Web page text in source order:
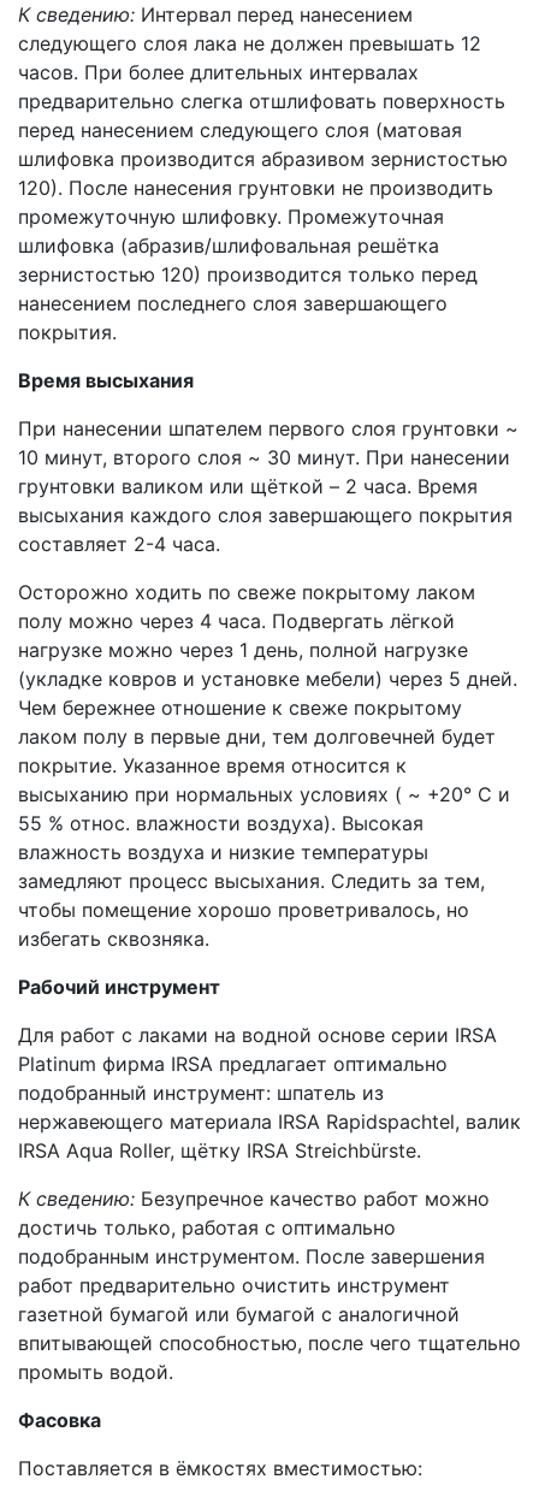
К сведению: Интервал перед нанесением
следующего слоя лака не должен превышать 12
часов. При более длительных интервалах
предварительно слегка отшлифовать поверхность
перед нанесением следующего слоя (матовая
шлифовка производится абразивом зернистостью
120). После нанесения грунтовки не производить
промежуточную шлифовку. Промежуточная
шлифовка (абразив/шлифовальная решётка
зернистостью 120) производится только перед
нанесением последнего слоя завершающего
покрытия.
Время высыхания
При нанесении шпателем первого слоя грунтовки ~
10 минут, второго слоя ~ 30 минут. При нанесении
грунтовки валиком или щёткой – 2 часа. Время
высыхания каждого слоя завершающего покрытия
составляет 2-4 часа.
Осторожно ходить по свеже покрытому лаком
полу можно через 4 часа. Подвергать лёгкой
нагрузке можно через 1 день, полной нагрузке
(укладке ковров и установке мебели) через 5 дней.
Чем бережнее отношение к свеже покрытому
лаком полу в первые дни, тем долговечней будет
покрытие. Указанное время относится к
высыханию при нормальных условиях ( ~ +20° С и
55 % относ. влажности воздуха). Высокая
влажность воздуха и низкие температуры
замедляют процесс высыхания. Следить за тем,
чтобы помещение хорошо проветривалось, но
избегать сквозняка.
Рабочий инструмент
Для работ с лаками на водной основе серии IRSA
Platinum фирма IRSA предлагает оптимально
подобранный инструмент: шпатель из
нержавеющего материала IRSA Rapidspachtel, валик
IRSA Aqua Roller, щётку IRSA Streichbürste.
К сведению: Безупречное качество работ можно
достичь только, работая с оптимально
подобранным инструментом. После завершения
работ предварительно очистить инструмент
газетной бумагой или бумагой с аналогичной
впитывающей способностью, после чего тщательно
промыть водой.
Фасовка
Поставляется в ёмкостях вместимостью: